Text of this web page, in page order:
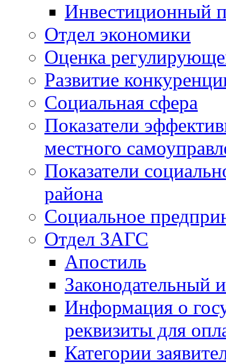
Инвестиционный
Отдел экономики
Оценка
Развитие
Социальная сфера
Показатели
местного
Показатели
района
Социальное
Отдел ЗАГС
Апостиль
Законодательный
Информация о
реквизиты для
Категории